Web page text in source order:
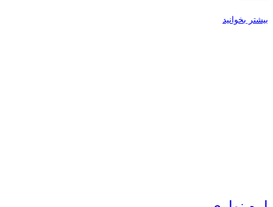
بیشتر بخوانید